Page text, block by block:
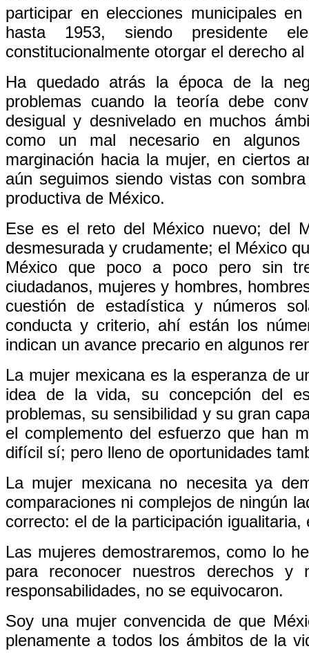
participar en elecciones municipales
hasta 1953, siendo presidente
constitucionalmente otorgar el derecho
Ha quedado atrás la época de la
problemas cuando la teoría debe
desigual y desnivelado en muchos
como un mal necesario en
marginación hacia la mujer, en ciertos
aún seguimos siendo vistas con
productiva de México.
Ese es el reto del México nuevo; del
desmesurada y crudamente; el México
México que poco a poco pero sin
ciudadanos, mujeres y hombres,
cuestión de estadística y números
conducta y criterio, ahí están los
indican un avance precario en algunos
La mujer mexicana es la esperanza de
idea de la vida, su concepción del
problemas, su sensibilidad y su gran
el complemento del esfuerzo que han
difícil sí; pero lleno de oportunidades
La mujer mexicana no necesita ya
comparaciones ni complejos de ningún
correcto: el de la participación
Las mujeres demostraremos, como lo
para reconocer nuestros derechos y
responsabilidades, no se equivocaron.
Soy una mujer convencida de que
plenamente a todos los ámbitos de la